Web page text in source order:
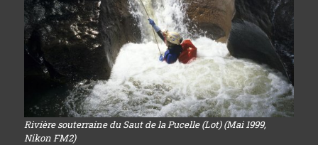
Rivière souterraine du Saut de la Pucelle (Lot) (Mai 1999,
Nikon FM2)